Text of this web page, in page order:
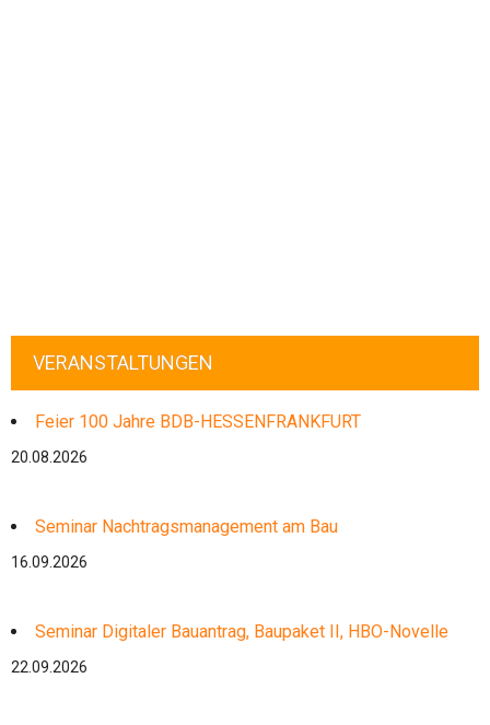
VERANSTALTUNGEN
Feier 100 Jahre BDB-HESSENFRANKFURT
20.08.2026
Seminar Nachtragsmanagement am Bau
16.09.2026
Seminar Digitaler Bauantrag, Baupaket II, HBO-Novelle
22.09.2026